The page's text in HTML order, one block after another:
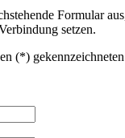
Formular
setzen.
(*)